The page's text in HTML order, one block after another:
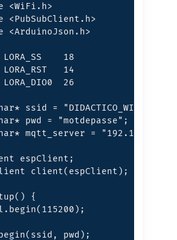
<WiFi.h>
<PubSubClient.h>
<ArduinoJson.h>
18
14
26
ssid = "DIDACTICO_WIFI";
pwd = "motdepasse";
mqtt_server =
espClient;
client(espClient);
{
pwd);